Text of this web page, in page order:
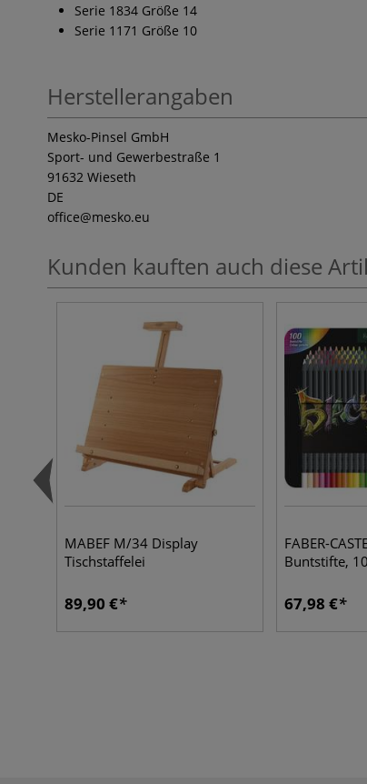
Serie 1834 Größe 14
Serie 1171 Größe 10
Herstellerangaben
Mesko-Pinsel GmbH
Sport- und Gewerbestraße 1
91632 Wieseth
DE
office@mesko.eu
Kunden kauften auch diese
MABEF M/34 Display
Tischstaffelei
89,90 €
FABER-
Buntstifte,
67,98 €